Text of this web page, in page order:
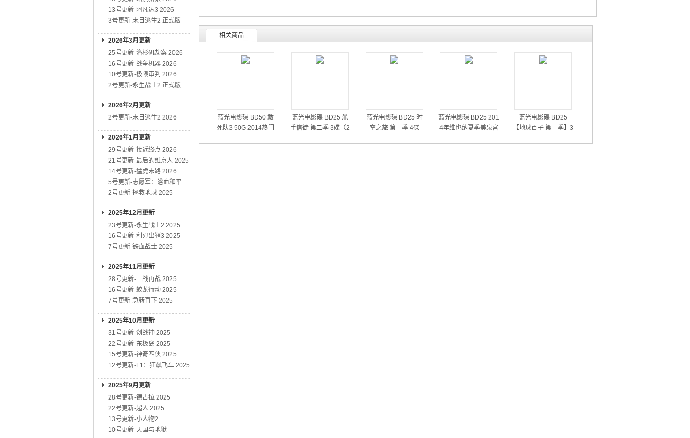
13号更新-阿凡达3 2026
3号更新-末日逃生2 正式版
2026年3月更新
25号更新-洛杉矶劫案 2026
16号更新-战争机器 2026
10号更新-极限审判 2026
2号更新-永生战士2 正式版
2026年2月更新
2号更新-末日逃生2 2026
2026年1月更新
29号更新-接近终点 2026
21号更新-最后的维京人 2025
14号更新-猛虎末路 2026
5号更新-志愿军：浴血和平
2号更新-拯救地球 2025
2025年12月更新
23号更新-永生战士2 2025
16号更新-利刃出鞘3 2025
7号更新-铁血战士 2025
2025年11月更新
28号更新-一战再战 2025
16号更新-蛟龙行动 2025
7号更新-急转直下 2025
2025年10月更新
31号更新-创战神 2025
22号更新-东极岛 2025
15号更新-神奇四侠 2025
12号更新-F1：狂飙飞车 2025
2025年9月更新
28号更新-德古拉 2025
22号更新-超人 2025
13号更新-小人物2
10号更新-天国与地狱
相关商品
蓝光电影碟 BD50 敢
死队3 50G 2014热门
蓝光电影碟 BD25 杀
手信徒 第二季 3碟（2
蓝光电影碟 BD25 时
空之旅 第一季 4碟
蓝光电影碟 BD25 201
4年维也纳夏季美泉宫
蓝光电影碟 BD25
【地球百子 第一季】3